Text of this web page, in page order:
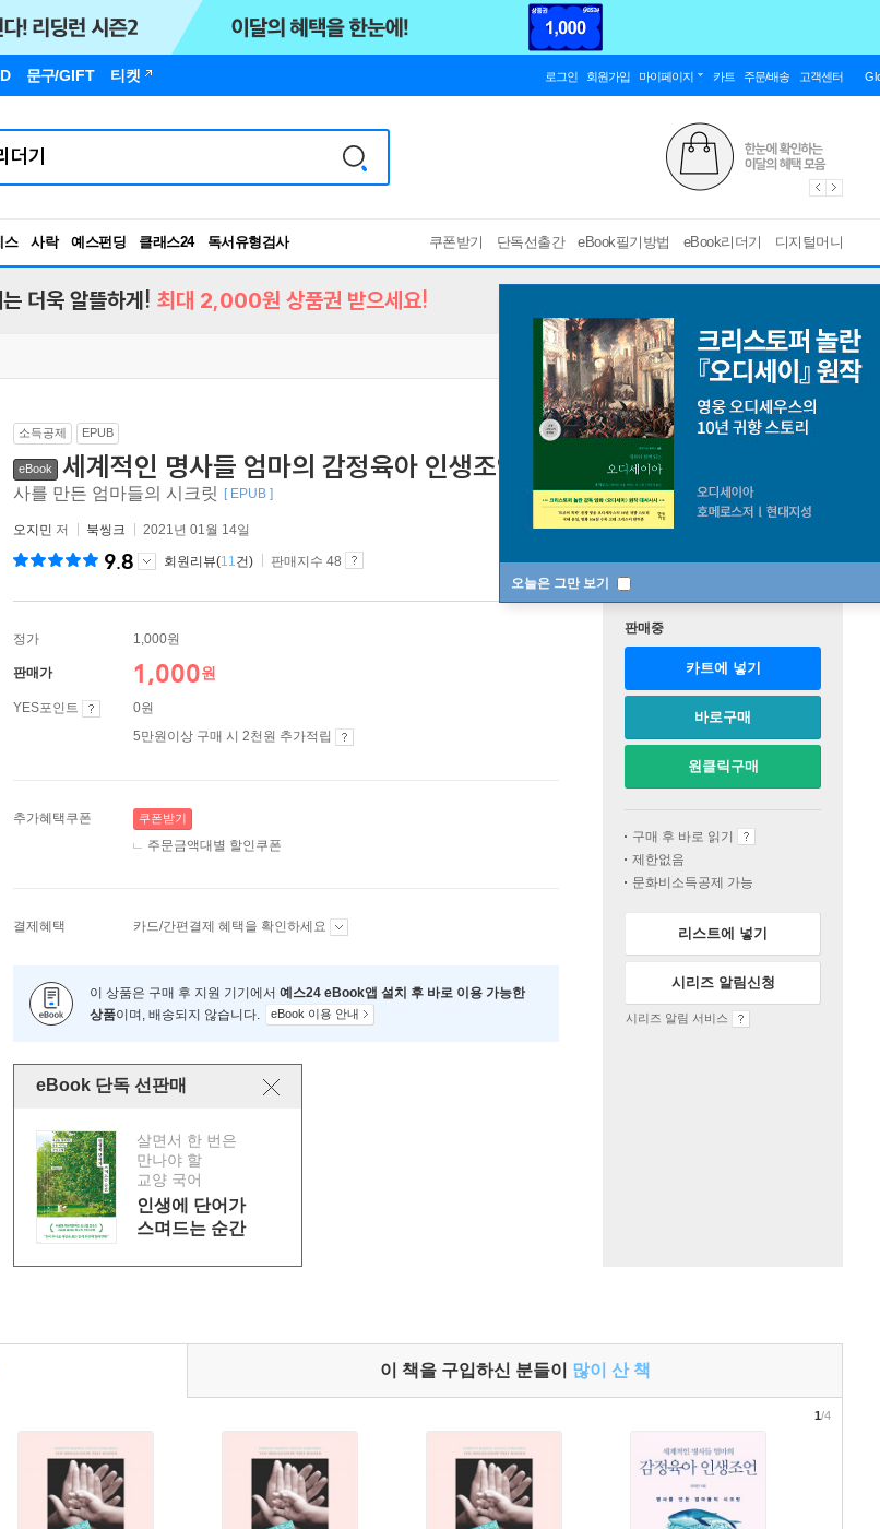
문구/GIFT 티켓 로그인 회원가입 마이페이지 카트 주문/배송 고객센터
스 사락 예스펀딩 클래스24
독서유형검사
RBTI Lab
쿠폰받기 단독선출간 eBook필기방법 eBook리더기 디지털머니
오늘은 그만 보기
더욱 알뜰하게! 최대 2,000원 상품권 받으세요!
소득공제 EPUB
eBook 세계적인 명사들 엄마의 감정육아 인생조언-5 _지치고 불안한 엄마들
사를 만든 엄마들의 시크릿
[ EPUB ]
오지민 저 북씽크 2021년 01월 14일
9.8 회원리뷰(11건) 판매지수 48
정가 1,000원
판매가 1,000원
YES포인트
0원
5만원이상 구매 시 2천원 추가적립
추가혜택쿠폰 쿠폰받기
주문금액대별 할인쿠폰
결제혜택 카드/간편결제 혜택을 확인하세요
이 상품은 구매 후 지원 기기에서 예스24 eBook앱 설치 후 바로 이용 가능한
상품이며, 배송되지 않습니다. eBook 이용 안내
eBook 단독 선판매
살면서 한 번은
만나야 할
교양 국어
인생에 단어가
스며드는 순간
판매중
카트에 넣기
바로구매
원클릭구매
구매 후 바로 읽기
제한없음
문화비소득공제 가능
리스트에 넣기
시리즈 알림신청
시리즈 알림 서비스
이 책을 구입하신 분들이 많이 산 책
1/4